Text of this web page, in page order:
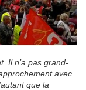
Il n’a pas grand-
avec
que la